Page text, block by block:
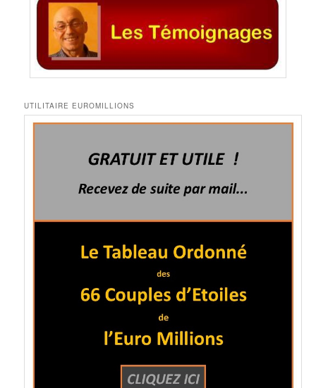
UTILITAIRE EUROMILLIONS